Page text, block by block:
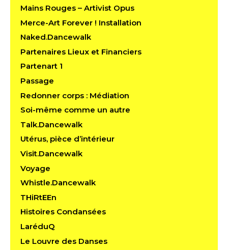
Mains Rouges – Artivist Opus
Merce-Art Forever ! Installation
Naked.Dancewalk
Partenaires Lieux et Financiers
Partenart 1
Passage
Redonner corps : Médiation
Soi-même comme un autre
Talk.Dancewalk
Utérus, pièce d’intérieur
Visit.Dancewalk
Voyage
Whistle.Dancewalk
THiRtEEn
Histoires Condansées
LaréduQ
Le Louvre des Danses